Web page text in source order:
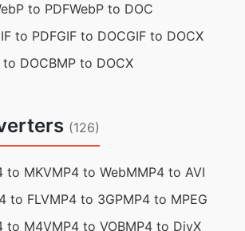
to PDFWebP to DOC
to PDFGIF to DOCGIF to DOCX
to DOCBMP to DOCX
(126)
to MKVMP4 to WebMMP4 to AVI
to FLVMP4 to 3GPMP4 to MPEG
to M4VMP4 to VOBMP4 to DivX